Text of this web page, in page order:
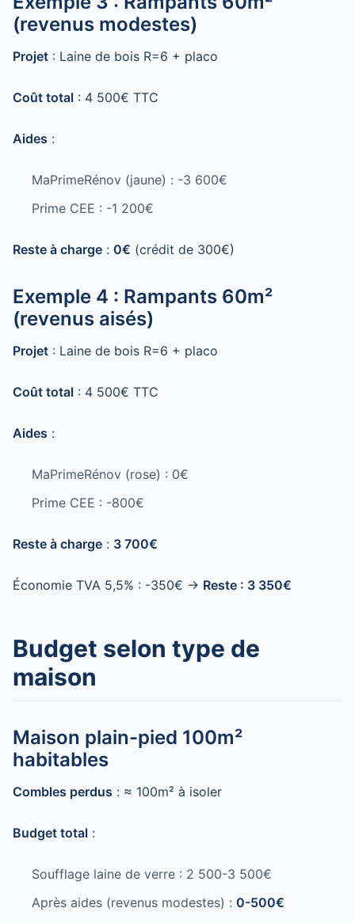
(revenus modestes)
Projet : Laine de bois R=6 + placo
Coût total : 4 500€ TTC
Aides :
MaPrimeRénov (jaune) : -3 600€
Prime CEE : -1 200€
Reste à charge : 0€ (crédit de 300€)
Exemple 4 : Rampants 60m²
(revenus aisés)
Projet : Laine de bois R=6 + placo
Coût total : 4 500€ TTC
Aides :
MaPrimeRénov (rose) : 0€
Prime CEE : -800€
Reste à charge : 3 700€
Économie TVA 5,5% : -350€ → Reste : 3 350€
Budget selon type de
maison
Maison plain-pied 100m²
habitables
Combles perdus : ≈ 100m² à isoler
Budget total :
Soufflage laine de verre : 2 500-3 500€
Après aides (revenus modestes) : 0-500€